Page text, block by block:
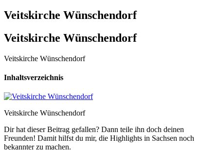
Veitskirche Wünschendorf
Veitskirche Wünschendorf
Veitskirche Wünschendorf
Inhaltsverzeichnis
Veitskirche Wünschendorf
Dir hat dieser Beitrag gefallen? Dann teile ihn doch deinen
Freunden! Damit hilfst du mir, die Highlights in Sachsen noch
bekannter zu machen.